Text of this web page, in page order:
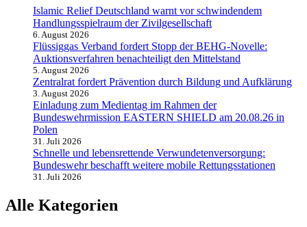
Islamic Relief Deutschland warnt vor schwindendem
Handlungsspielraum der Zivilgesellschaft
6. August 2026
Flüssiggas Verband fordert Stopp der BEHG-Novelle:
Auktionsverfahren benachteiligt den Mittelstand
5. August 2026
Zentralrat fordert Prävention durch Bildung und Aufklärung
3. August 2026
Einladung zum Medientag im Rahmen der
Bundeswehrmission EASTERN SHIELD am 20.08.26 in
Polen
31. Juli 2026
Schnelle und lebensrettende Verwundetenversorgung:
Bundeswehr beschafft weitere mobile Rettungsstationen
31. Juli 2026
Alle Kategorien